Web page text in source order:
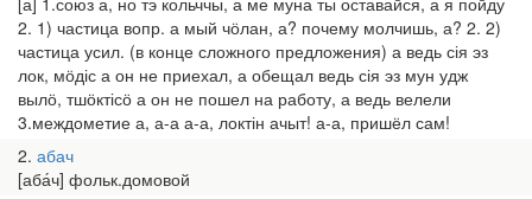
2. 1) частица вопр. а мый чӧлан, а? почему молчишь, а? 2. 2)
частица усил. (в конце сложного предложения) а ведь сія эз
лок, мӧдіс а он не приехал, а обещал ведь сія эз мун удж
вылӧ, тшӧктісӧ а он не пошел на работу, а ведь велели
3.междометие а, а-а а-а, локтін ачыт! а-а, пришёл сам!
2 абач
[аба́ч] фольк.домовой